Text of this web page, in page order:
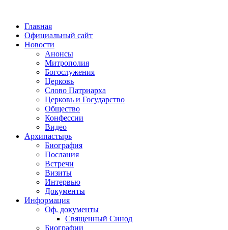
Главная
Официальный сайт
Новости
Анонсы
Митрополия
Богослужения
Церковь
Слово Патриарха
Церковь и Государство
Общество
Конфессии
Видео
Архипастырь
Биография
Послания
Встречи
Визиты
Интервью
Документы
Информация
Оф. документы
Священный Синод
Биографии